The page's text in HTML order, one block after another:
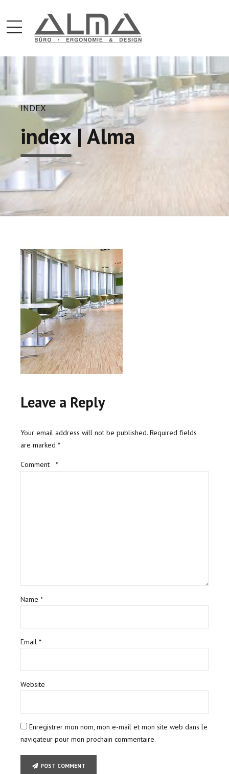
INDEX
index | Alma
Leave a Reply
Your email address will not be published. Required fields
are marked *
Comment *
Name *
Email *
Website
Enregistrer mon nom, mon e-mail et mon site web dans le
navigateur pour mon prochain commentaire.
POST COMMENT